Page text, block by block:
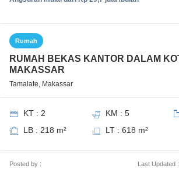
Rumah
RUMAH BEKAS KANTOR DALAM
MAKASSAR
Tamalate, Makassar
KT : 2 KM : 5
LB : 218 m²
LT : 618 m²
Posted by : Last Updated :